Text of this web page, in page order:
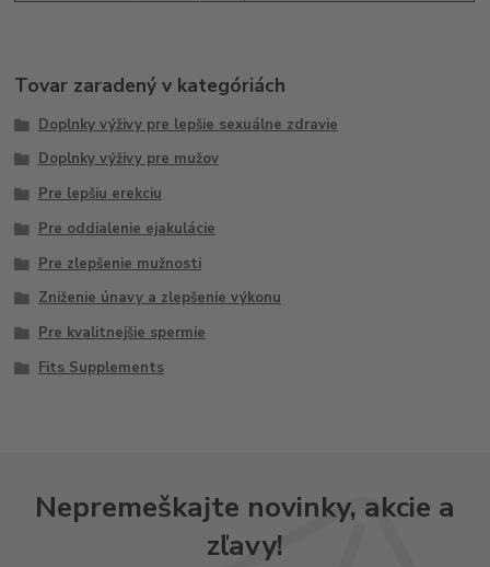
Tovar zaradený v kategóriách
Doplnky výživy pre lepšie sexuálne zdravie
Doplnky výživy pre mužov
Pre lepšiu erekciu
Pre oddialenie ejakulácie
Pre zlepšenie mužnosti
Zniženie únavy a zlepšenie výkonu
Pre kvalitnejšie spermie
Fits Supplements
Nepremeškajte novinky, akcie a
zľavy!